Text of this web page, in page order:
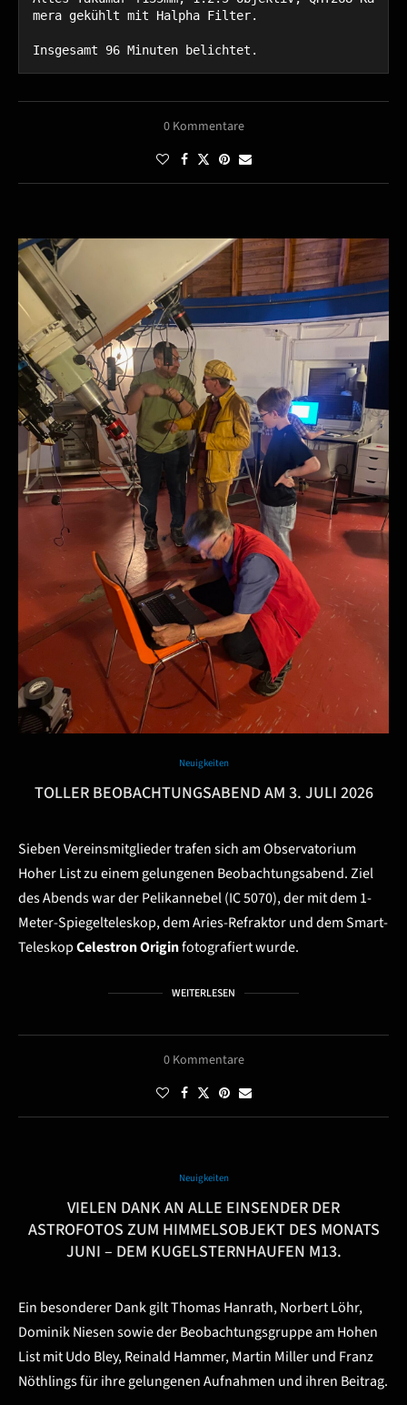
mera gekühlt mit Halpha Filter.
Insgesamt 96 Minuten belichtet.
0 Kommentare
Neuigkeiten
TOLLER BEOBACHTUNGSABEND AM 3. JULI 2026
Sieben Vereinsmitglieder trafen sich am Observatorium
Hoher List zu einem gelungenen Beobachtungsabend. Ziel
des Abends war der Pelikannebel (IC 5070), der mit dem 1-
Meter-Spiegelteleskop, dem Aries-Refraktor und dem Smart-
TeleskopCelestron Originfotografiert wurde.
WEITERLESEN
0 Kommentare
Neuigkeiten
VIELEN DANK AN ALLE EINSENDER DER
ASTROFOTOS ZUM HIMMELSOBJEKT DES MONATS
JUNI – DEM KUGELSTERNHAUFEN M13.
Ein besonderer Dank gilt Thomas Hanrath, Norbert Löhr,
Dominik Niesen sowie der Beobachtungsgruppe am Hohen
List mit Udo Bley, Reinald Hammer, Martin Miller und Franz
Nöthlings für ihre gelungenen Aufnahmen und ihren Beitrag.